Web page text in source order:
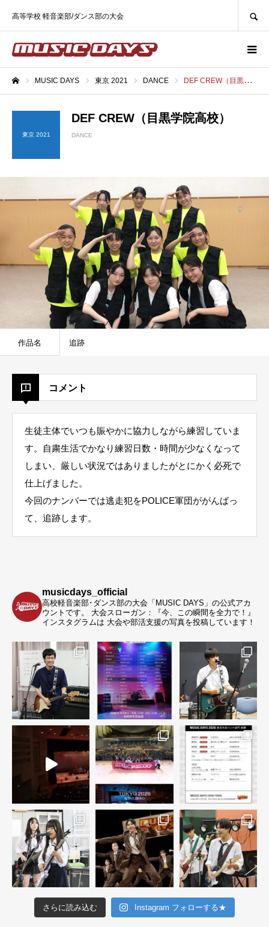
高等学校 軽音楽部/ダンス部の大会
MUSIC DAYS 東京 2021 DANCE DEF CREW（目黒学院高校）
東京 2021
DEF CREW（目黒学院高校）
DANCE
作品名 追跡
コメント
生徒主体でいつも賑やかに協力しながら練習していま
す。自粛生活でかなり練習日数・時間が少なくなって
しまい、厳しい状況ではありましたがとにかく必死で
仕上げました。
今回のナンバーでは逃走犯をPOLICE軍団ががんばっ
て、追跡します。
musicdays_official
高校軽音楽部･ダンス部の大会「MUSIC DAYS」の公式アカ
ウントです。
大会スローガン：『今、この瞬間を全力で！』
インスタグラムは 大会や部活支援の写真を投稿しています！
さらに読み込む Instagram フォローする★